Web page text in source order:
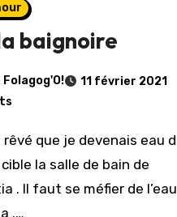
baignoire
11 février 2021
la salle de bain de
. Il faut se méfier de l’eau
.…